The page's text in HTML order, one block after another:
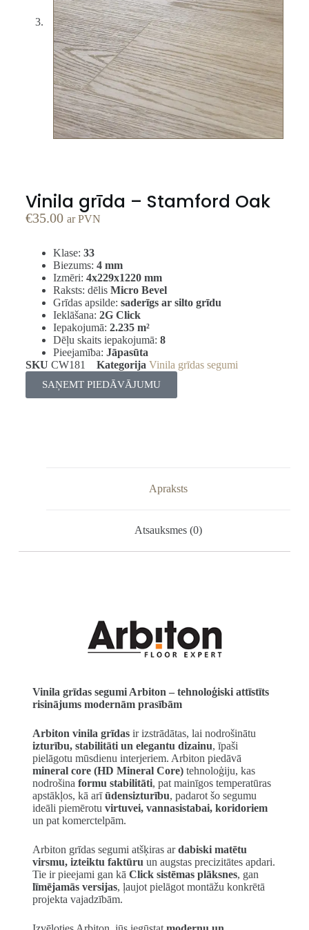
Vinila grīda – Stamford Oak
€35.00 ar PVN
Klase: 33
Biezums: 4 mm
Izmēri: 4x229x1220 mm
Raksts: dēlis Micro Bevel
Grīdas apsilde: saderīgs ar silto grīdu
Ieklāšana: 2G Click
Iepakojumā: 2.235 m²
Dēļu skaits iepakojumā: 8
Pieejamība: Jāpasūta
SKU CW181 Kategorija Vinila grīdas segumi
SAŅEMT PIEDĀVĀJUMU
Apraksts
Atsauksmes (0)
Vinila grīdas segumi Arbiton – tehnoloģiski attīstīts
risinājums modernām prasībām
Arbiton vinila grīdasir izstrādātas, lai nodrošinātu
izturību, stabilitāti un elegantu dizainu, īpaši
pielāgotu mūsdienu interjeriem. Arbiton piedāvā
mineral core (HD Mineral Core)tehnoloģiju, kas
nodrošina formu stabilitāti, pat mainīgos temperatūras
apstākļos, kā arīūdensizturību, padarot šo segumu
ideāli piemērotu virtuvei, vannasistabai, koridoriem
un pat komerctelpām.
Arbiton grīdas segumi atšķiras ardabiski matētu
virsmu, izteiktu faktūru un augstas precizitātes apdari.
Tie ir pieejami gan kā Click sistēmas plāksnes, gan
līmējamās versijas, ļaujot pielāgot montāžu konkrētā
projekta vajadzībām.